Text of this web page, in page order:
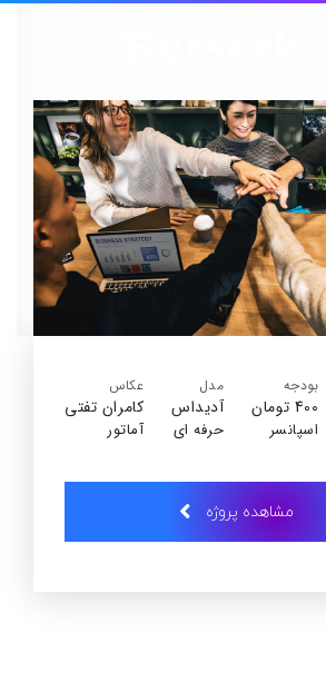
بودجه
400 تومان
اسپانسر
مدل
آدیداس
حرفه ای
عکاس
کامران تفتی
آماتور
مشاهده پروژه